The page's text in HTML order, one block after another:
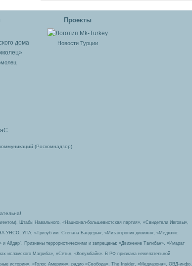
Проекты
Новости Турции
(Роскомнадзор).
Штабы Навального, «Национал-большевистская партия», «Свидетели Иеговы»,
УНСО, УПА, «Тризуб им. Степана Бандеры», «Мизантропик дивижн», «Меджлис
и Айдар″. Признаны террористическими и запрещены: «Движение Талибан», «Имарат
исламского Магриба», «Сеть», «Колумбайн». В РФ признана нежелательной
истории», «Голос Америки», радио «Свобода», The Insider, «Медиазона», ОВД-инфо.